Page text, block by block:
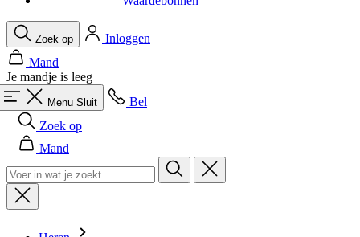
Je mandje is leeg
Menu Sluit
Bel
Zoek op
Mand
Heren
Alles in categorie Heren